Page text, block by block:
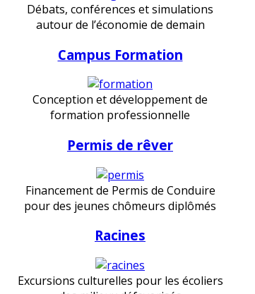
Débats, conférences et simulations
autour de l’économie de demain
Campus Formation
Conception et développement de
formation professionnelle
Permis de rêver
Financement de Permis de Conduire
pour des jeunes chômeurs diplômés
Racines
Excursions culturelles pour les écoliers